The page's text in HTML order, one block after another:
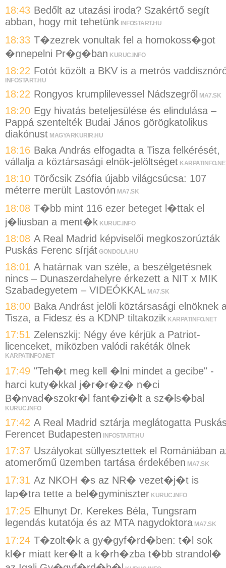
18:43 Bedőlt az utazási iroda? Szakértő segít
abban, hogy mit tehetünk INFOSTART.HU
18:33 T�zezrek vonultak fel a homokoss�got
�nnepelni Pr�g�ban KURUC.INFO
18:22 Fotót közölt a BKV is a metrós
INFOSTART.HU
18:22 Rongyos krumplilevessel Nádszegről MA7.SK
18:20 Egy hivatás beteljesülése és elindulása –
Pappá szentelték Budai János görögkatolikus
diakónust MAGYARKURIR.HU
18:16 Baka András elfogadta a Tisza felkérését,
vállalja a köztársasági elnök-jelöltséget
18:10 Törőcsik Zsófia újabb világcsúcsa: 107
méterre merült Lastovón MA7.SK
18:08 T�bb mint 116 ezer beteget l�ttak el
j�liusban a ment�k KURUC.INFO
18:08 A Real Madrid képviselői megkoszorúzták
Puskás Ferenc sírját GONDOLA.HU
18:01 A határnak van széle, a beszélgetésnek
nincs – Dunaszerdahelyre érkezett a NIT x MIK
Szabadegyetem – VIDEÓKKAL MA7.SK
18:00 Baka Andrást jelöli köztársasági elnöknek
Tisza, a Fidesz és a KDNP tiltakozik KARPATINFO.NET
17:51 Zelenszkij: Négy éve kérjük a Patriot-
licenceket, miközben valódi rakéták ölnek
KARPATINFO.NET
17:49 "Teh�t meg kell �lni mindet a gecibe" -
harci kuty�kkal j�r�r�z� n�ci
B�nvad�szokr�l fant�zi�lt a sz�ls�bal
KURUC.INFO
17:42 A Real Madrid sztárja meglátogatta
Ferencet Budapesten
INFOSTART.HU
17:37 Uszályokat süllyesztettek el Romániában
atomerőmű üzemben tartása érdekében MA7.SK
17:31 Az NKOH �s az NR� vezet�j�t is
lap�tra tette a bel�gyminiszter KURUC.INFO
17:25 Elhunyt Dr. Kerekes Béla, Tungsram
legendás kutatója és az MTA nagydoktora MA7.SK
17:24 T�zolt�k a gy�gyf�rd�ben: t�l sok
kl�r miatt ker�lt a k�rh�zba t�bb strandol�